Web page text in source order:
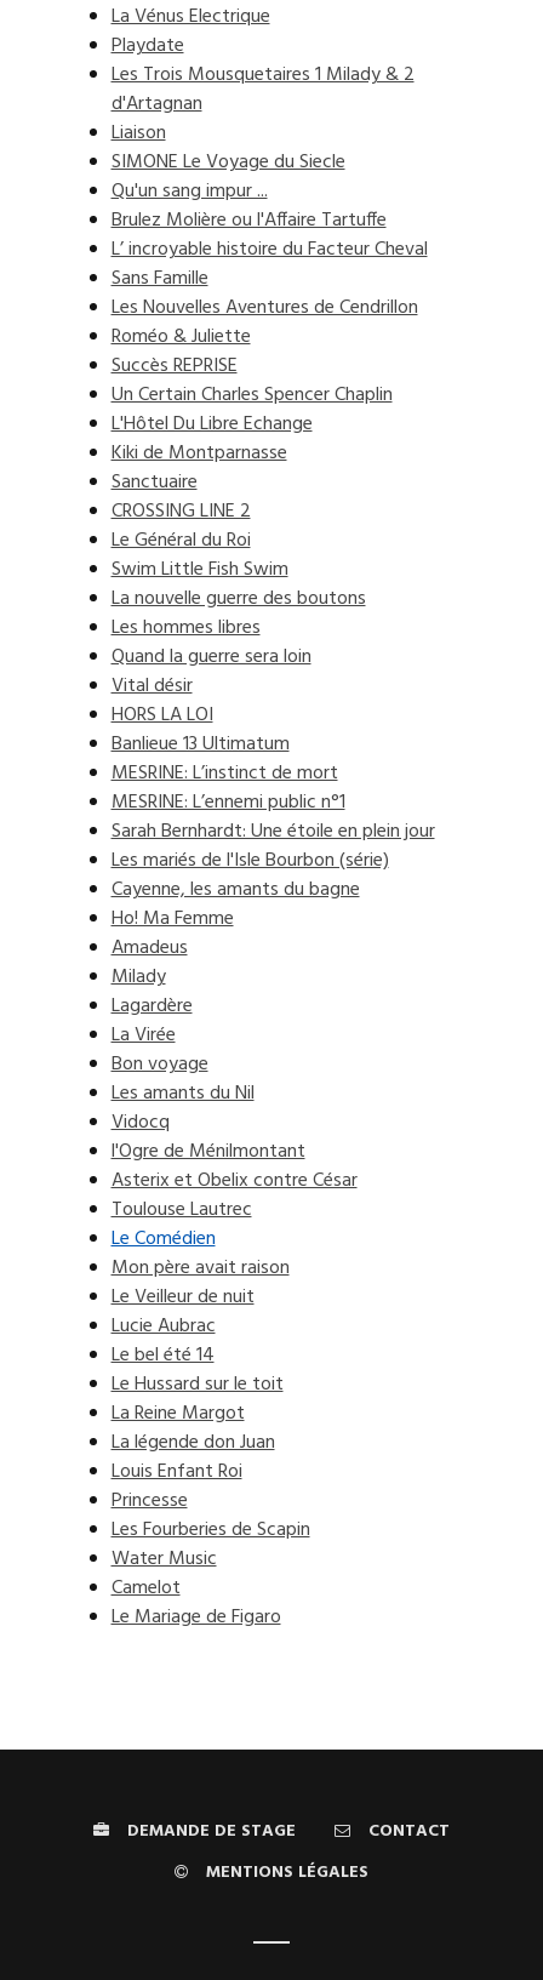
La Vénus Electrique
Playdate
Les Trois Mousquetaires 1 Milady & 2
d'Artagnan
Liaison
SIMONE Le Voyage du Siecle
Qu'un sang impur ...
Brulez Molière ou l'Affaire Tartuffe
L’ incroyable histoire du Facteur Cheval
Sans Famille
Les Nouvelles Aventures de Cendrillon
Roméo & Juliette
Succès REPRISE
Un Certain Charles Spencer Chaplin
L'Hôtel Du Libre Echange
Kiki de Montparnasse
Sanctuaire
CROSSING LINE 2
Le Général du Roi
Swim Little Fish Swim
La nouvelle guerre des boutons
Les hommes libres
Quand la guerre sera loin
Vital désir
HORS LA LOI
Banlieue 13 Ultimatum
MESRINE: L’instinct de mort
MESRINE: L’ennemi public n°1
Sarah Bernhardt: Une étoile en plein jour
Les mariés de l'Isle Bourbon (série)
Cayenne, les amants du bagne
Ho! Ma Femme
Amadeus
Milady
Lagardère
La Virée
Bon voyage
Les amants du Nil
Vidocq
l'Ogre de Ménilmontant
Asterix et Obelix contre César
Toulouse Lautrec
Le Comédien
Mon père avait raison
Le Veilleur de nuit
Lucie Aubrac
Le bel été 14
Le Hussard sur le toit
La Reine Margot
La légende don Juan
Louis Enfant Roi
Princesse
Les Fourberies de Scapin
Water Music
Camelot
Le Mariage de Figaro
DEMANDE DE STAGE
CONTACT
MENTIONS LÉGALES